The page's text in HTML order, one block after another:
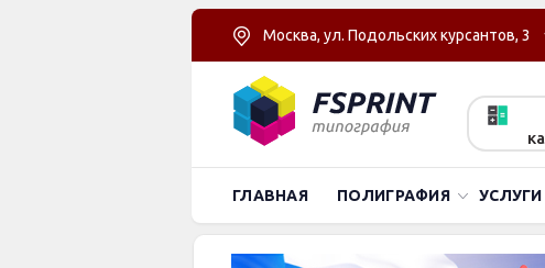
Москва, ул. Подольских курсантов, 3
ГЛАВНАЯ ПОЛИГРАФИЯ УСЛУГИ